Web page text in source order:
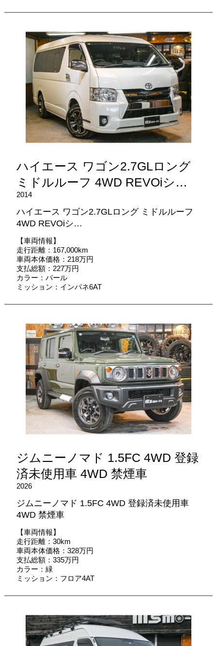
ハイエース ワゴン2.7GLロング
ミドルルーフ 4WD REVOiシ…
2014
ハイエース ワゴン2.7GLロング ミドルルーフ
4WD REVOiシ…
【車両情報】
走行距離：167,000km
車両本体価格：218万円
支払総額：227万円
カラー：パール
ミッション：インパネ6AT
ジムニーノマド 1.5FC 4WD 登録
済未使用車 4WD 禁煙車
2026
ジムニーノマド 1.5FC 4WD 登録済未使用車
4WD 禁煙車
【車両情報】
走行距離：30km
車両本体価格：328万円
支払総額：335万円
カラー：緑
ミッション：フロア4AT